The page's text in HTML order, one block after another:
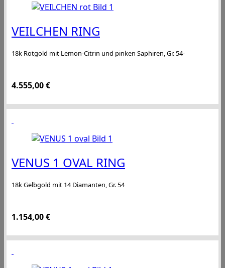
VEILCHEN RING
18k Rotgold mit Lemon-Citrin und pinken Saphiren, Gr. 54-
4.555,00€
VENUS 1 OVAL RING
18k Gelbgold mit 14 Diamanten, Gr. 54
1.154,00€